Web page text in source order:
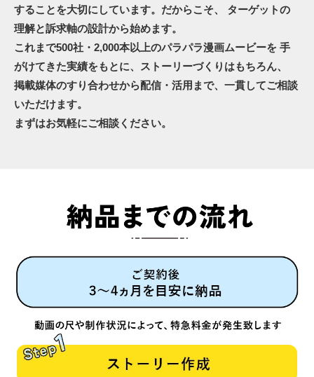
することを大切にしています。だからこそ、
ターゲットの
理解と訴求軸の設計から始めます。
これまで500社・2,000本以上のパラパラ漫画ムービーを 手
がけてきた実績をもとに、ストーリーづくりはもちろん、
掲載媒体のすり合わせから配信・活用まで、一貫してご相談
いただけます。
まずはお気軽にご相談ください。